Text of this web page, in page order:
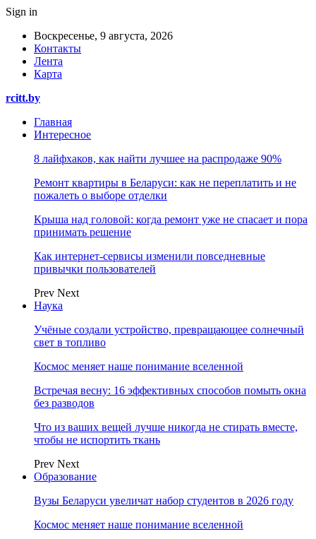
Sign in
Воскресенье, 9 августа, 2026
Контакты
Лента
Карта
rcitt.by
Главная
Интересное
8 лайфхаков, как найти лучшее на распродаже 90%
Ремонт квартиры в Беларуси: как не переплатить и не
пожалеть о выборе отделки
Крыша над головой: когда ремонт уже не спасает и пора
принимать решение
Как интернет-сервисы изменили повседневные
привычки пользователей
Prev Next
Наука
Учёные создали устройство, превращающее солнечный
свет в топливо
Космос меняет наше понимание вселенной
Встречая весну: 16 эффективных способов помыть окна
без разводов
Что из ваших вещей лучше никогда не стирать вместе,
чтобы не испортить ткань
Prev Next
Образование
Вузы Беларуси увеличат набор студентов в 2026 году
Космос меняет наше понимание вселенной